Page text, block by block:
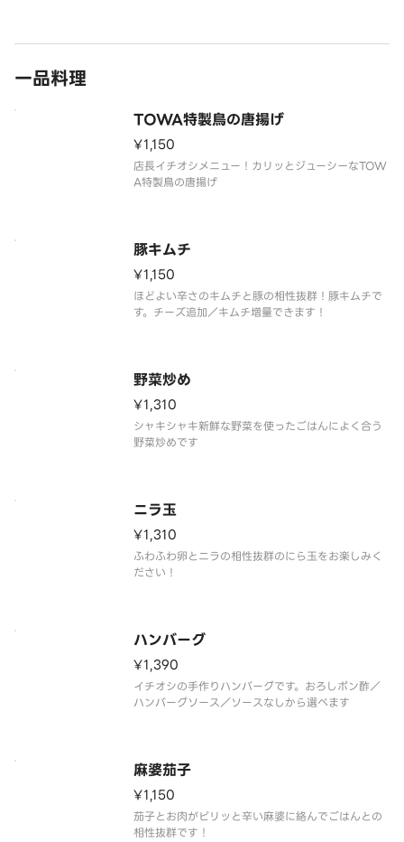
一品料理
TOWA特製鳥の唐揚げ
¥1,150
店長イチオシメニュー！カリッとジューシーなTOW
A特製鳥の唐揚げ
豚キムチ
¥1,150
ほどよい辛さのキムチと豚の相性抜群！豚キムチで
す。チーズ追加／キムチ増量できます！
野菜炒め
¥1,310
シャキシャキ新鮮な野菜を使ったごはんによく合う
野菜炒めです
ニラ玉
¥1,310
ふわふわ卵とニラの相性抜群のにら玉をお楽しみく
ださい！
ハンバーグ
¥1,390
イチオシの手作りハンバーグです。おろしポン酢／
ハンバーグソース／ソースなしから選べます
麻婆茄子
¥1,150
茄子とお肉がピリッと辛い麻婆に絡んでごはんとの
相性抜群です！